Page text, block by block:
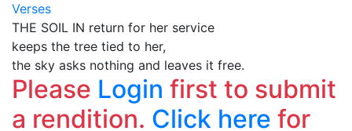
Verses
THE SOIL IN return for her service
keeps the tree tied to her,
the sky asks nothing and leaves it free.
Please Login first to submit
a rendition. Click here for